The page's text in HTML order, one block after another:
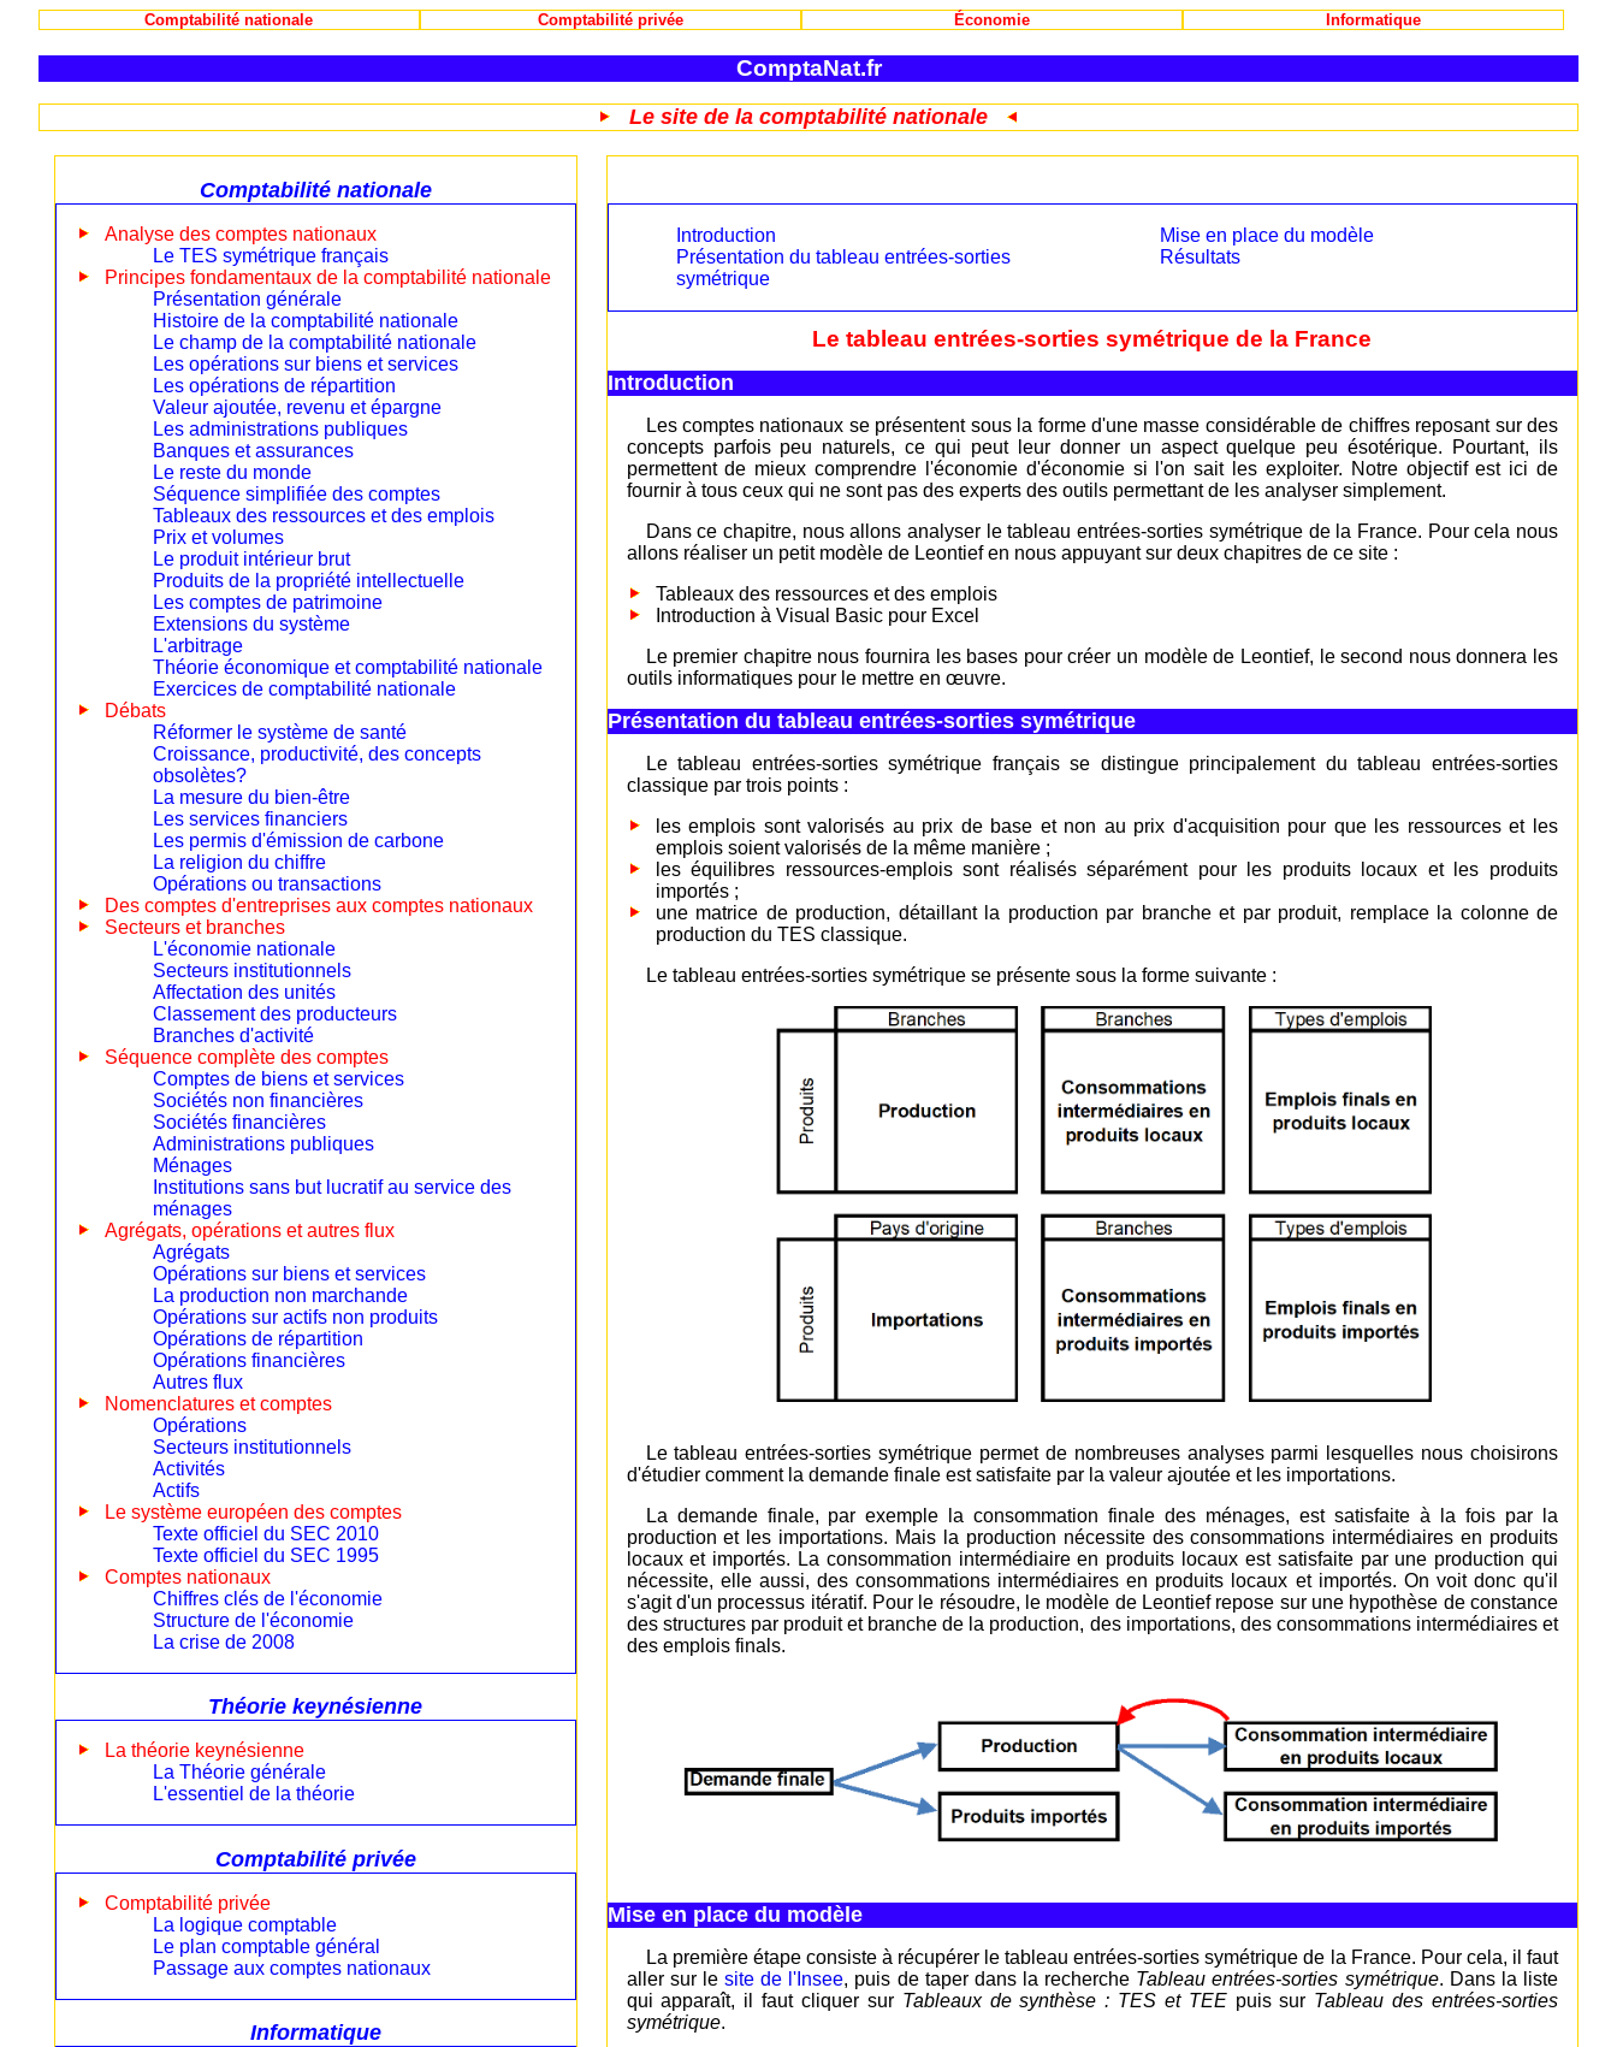
Comptabilité nationale Comptabilité privée Économie Informatique
ComptaNat.fr
Le site de la comptabilité nationale
Introduction
Présentation du tableau entrées-sorties
symétrique
Mise en place du modèle
Résultats
Le tableau entrées-sorties symétrique de la France
Introduction
Les comptes nationaux se présentent sous la forme d'une masse considérable de chiffres reposant sur des
concepts parfois peu naturels, ce qui peut leur donner un aspect quelque peu ésotérique. Pourtant, ils
permettent de mieux comprendre l'économie d'économie si l'on sait les exploiter. Notre objectif est ici de
fournir à tous ceux qui ne sont pas des experts des outils permettant de les analyser simplement.
Dans ce chapitre, nous allons analyser le tableau entrées-sorties symétrique de la France. Pour cela nous
allons réaliser un petit modèle de Leontief en nous appuyant sur deux chapitres de ce site :
Tableaux des ressources et des emplois
Introduction à Visual Basic pour Excel
Le premier chapitre nous fournira les bases pour créer un modèle de Leontief, le second nous donnera les
outils informatiques pour le mettre en œuvre.
Présentation du tableau entrées-sorties symétrique
Le tableau entrées-sorties symétrique français se distingue principalement du tableau entrées-sorties
classique par trois points :
les emplois sont valorisés au prix de base et non au prix d'acquisition pour que les ressources et les
emplois soient valorisés de la même manière ;
les équilibres ressources-emplois sont réalisés séparément pour les produits locaux et les produits
importés ;
une matrice de production, détaillant la production par branche et par produit, remplace la colonne de
production du TES classique.
Le tableau entrées-sorties symétrique se présente sous la forme suivante :
Le tableau entrées-sorties symétrique permet de nombreuses analyses parmi lesquelles nous choisirons
d'étudier comment la demande finale est satisfaite par la valeur ajoutée et les importations.
La demande finale, par exemple la consommation finale des ménages, est satisfaite à la fois par la
production et les importations. Mais la production nécessite des consommations intermédiaires en produits
locaux et importés. La consommation intermédiaire en produits locaux est satisfaite par une production qui
nécessite, elle aussi, des consommations intermédiaires en produits locaux et importés. On voit donc qu'il
s'agit d'un processus itératif. Pour le résoudre, le modèle de Leontief repose sur une hypothèse de constance
des structures par produit et branche de la production, des importations, des consommations intermédiaires et
des emplois finals.
Mise en place du modèle
La première étape consiste à récupérer le tableau entrées-sorties symétrique de la France. Pour cela, il faut
aller sur lesite de l'Insee, puis de taper dans la recherche Tableau entrées-sorties symétrique. Dans la liste
qui apparaît, il faut cliquer sur Tableaux de synthèse : TES et TEEpuis sur Tableau des entrées-sorties
symétrique.
Comptabilité nationale
Analyse des comptes nationaux
Le TES symétrique français
Principes fondamentaux de la comptabilité nationale
Présentation générale
Histoire de la comptabilité nationale
Le champ de la comptabilité nationale
Les opérations sur biens et services
Les opérations de répartition
Valeur ajoutée, revenu et épargne
Les administrations publiques
Banques et assurances
Le reste du monde
Séquence simplifiée des comptes
Tableaux des ressources et des emplois
Prix et volumes
Le produit intérieur brut
Produits de la propriété intellectuelle
Les comptes de patrimoine
Extensions du système
L'arbitrage
Théorie économique et comptabilité nationale
Exercices de comptabilité nationale
Débats
Réformer le système de santé
Croissance, productivité, des concepts
obsolètes?
La mesure du bien-être
Les services financiers
Les permis d'émission de carbone
La religion du chiffre
Opérations ou transactions
Des comptes d'entreprises aux comptes nationaux
Secteurs et branches
L'économie nationale
Secteurs institutionnels
Affectation des unités
Classement des producteurs
Branches d'activité
Séquence complète des comptes
Comptes de biens et services
Sociétés non financières
Sociétés financières
Administrations publiques
Ménages
Institutions sans but lucratif au service des
ménages
Agrégats, opérations et autres flux
Agrégats
Opérations sur biens et services
La production non marchande
Opérations sur actifs non produits
Opérations de répartition
Opérations financières
Autres flux
Nomenclatures et comptes
Opérations
Secteurs institutionnels
Activités
Actifs
Le système européen des comptes
Texte officiel du SEC 2010
Texte officiel du SEC 1995
Comptes nationaux
Chiffres clés de l'économie
Structure de l'économie
La crise de 2008
Théorie keynésienne
La théorie keynésienne
La Théorie générale
L'essentiel de la théorie
Comptabilité privée
Comptabilité privée
La logique comptable
Le plan comptable général
Passage aux comptes nationaux
Informatique